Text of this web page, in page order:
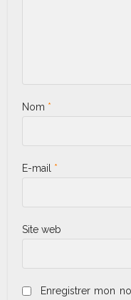
Nom *
E-mail *
Site web
Enregistrer mon